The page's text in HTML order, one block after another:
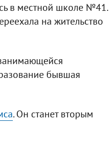
в местной школе №41.
на жительство
бывшая
. Он станет вторым